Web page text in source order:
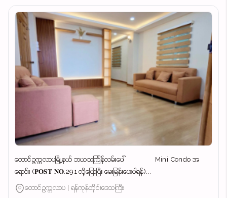
တောင်ဥက္ကလာပမြို့နယ် ဘယသင်္ကြန်လမ်းပေါ် Mini Condo အ
ရောင်း (𝐏𝐎𝐒𝐓 𝐍𝐎.291 လို့ပြောပြီး မေးမြန်းပေးပါရန်)...
တောင်ဥက္ကလာပ | ရန်ကုန်တိုင်းဒေသကြီး